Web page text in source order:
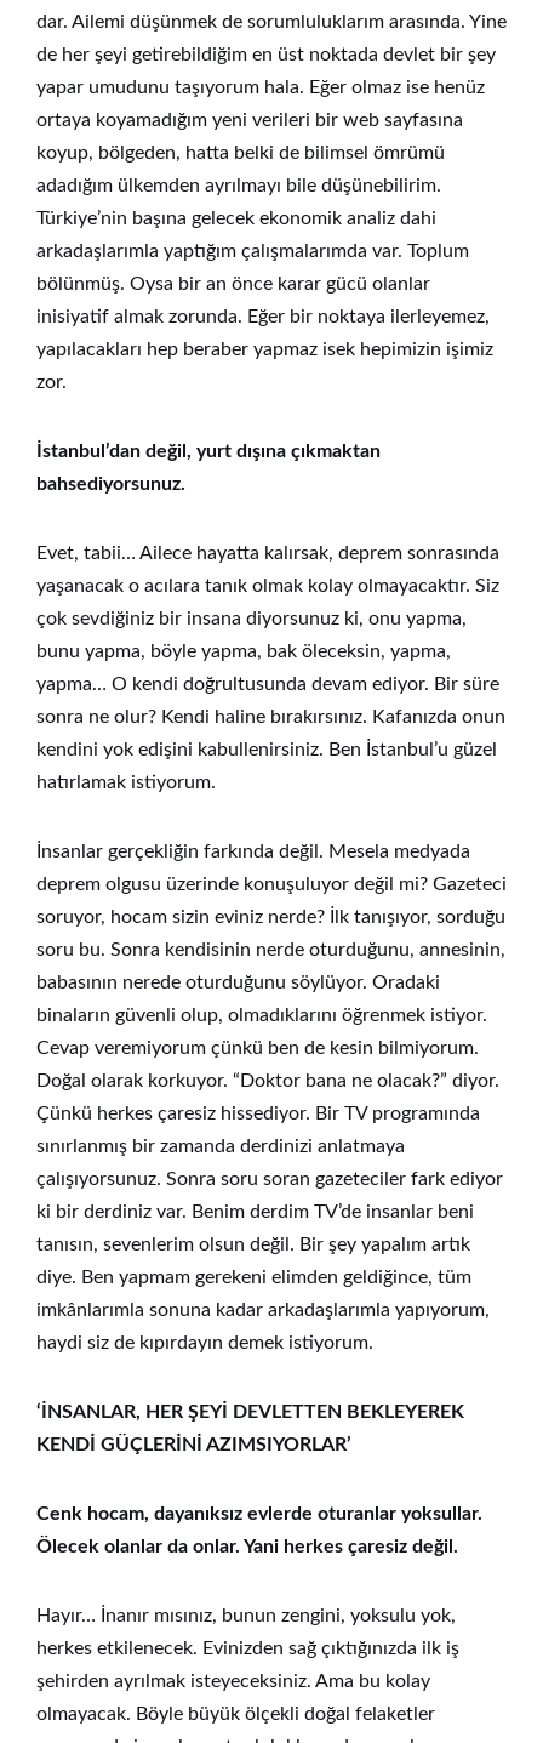
dar. Ailemi düşünmek de sorumluluklarım arasında. Yine
de her şeyi getirebildiğim en üst noktada devlet bir şey
yapar umudunu taşıyorum hala. Eğer olmaz ise henüz
ortaya koyamadığım yeni verileri bir web sayfasına
koyup, bölgeden, hatta belki de bilimsel ömrümü
adadığım ülkemden ayrılmayı bile düşünebilirim.
Türkiye’nin başına gelecek ekonomik analiz dahi
arkadaşlarımla yaptığım çalışmalarımda var. Toplum
bölünmüş. Oysa bir an önce karar gücü olanlar
inisiyatif almak zorunda. Eğer bir noktaya ilerleyemez,
yapılacakları hep beraber yapmaz isek hepimizin işimiz
zor.
İstanbul’dan değil, yurt dışına çıkmaktan
bahsediyorsunuz.
Evet, tabii… Ailece hayatta kalırsak, deprem sonrasında
yaşanacak o acılara tanık olmak kolay olmayacaktır. Siz
çok sevdiğiniz bir insana diyorsunuz ki, onu yapma,
bunu yapma, böyle yapma, bak öleceksin, yapma,
yapma… O kendi doğrultusunda devam ediyor. Bir süre
sonra ne olur? Kendi haline bırakırsınız. Kafanızda onun
kendini yok edişini kabullenirsiniz. Ben İstanbul’u güzel
hatırlamak istiyorum.
İnsanlar gerçekliğin farkında değil. Mesela medyada
deprem olgusu üzerinde konuşuluyor değil mi? Gazeteci
soruyor, hocam sizin eviniz nerde? İlk tanışıyor, sorduğu
soru bu. Sonra kendisinin nerde oturduğunu, annesinin,
babasının nerede oturduğunu söylüyor. Oradaki
binaların güvenli olup, olmadıklarını öğrenmek istiyor.
Cevap veremiyorum çünkü ben de kesin bilmiyorum.
Doğal olarak korkuyor. “Doktor bana ne olacak?” diyor.
Çünkü herkes çaresiz hissediyor. Bir TV programında
sınırlanmış bir zamanda derdinizi anlatmaya
çalışıyorsunuz. Sonra soru soran gazeteciler fark ediyor
ki bir derdiniz var. Benim derdim TV’de insanlar beni
tanısın, sevenlerim olsun değil. Bir şey yapalım artık
diye. Ben yapmam gerekeni elimden geldiğince, tüm
imkânlarımla sonuna kadar arkadaşlarımla yapıyorum,
haydi siz de kıpırdayın demek istiyorum.
‘İNSANLAR, HER ŞEYİ DEVLETTEN BEKLEYEREK
KENDİ GÜÇLERİNİ AZIMSIYORLAR’
Cenk hocam, dayanıksız evlerde oturanlar yoksullar.
Ölecek olanlar da onlar. Yani herkes çaresiz değil.
Hayır… İnanır mısınız, bunun zengini, yoksulu yok,
herkes etkilenecek. Evinizden sağ çıktığınızda ilk iş
şehirden ayrılmak isteyeceksiniz. Ama bu kolay
olmayacak. Böyle büyük ölçekli doğal felaketler